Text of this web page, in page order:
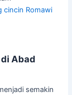
cincin Romawi
Abad
semakin